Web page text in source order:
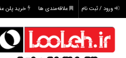
ورود / ثبت نام علاقه‌مندی ها خرید پلن